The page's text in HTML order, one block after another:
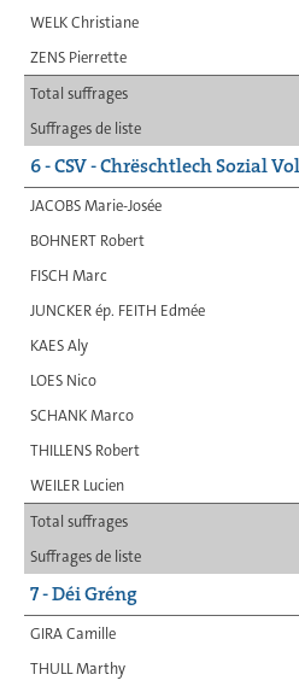
WELK Christiane
ZENS Pierrette
Total suffrages
Suffrages de liste
6 - CSV - Chrëschtlech Sozial
JACOBS Marie-Josée
BOHNERT Robert
FISCH Marc
JUNCKER ép. FEITH Edmée
KAES Aly
LOES Nico
SCHANK Marco
THILLENS Robert
WEILER Lucien
Total suffrages
Suffrages de liste
7 - Déi Gréng
GIRA Camille
THULL Marthy